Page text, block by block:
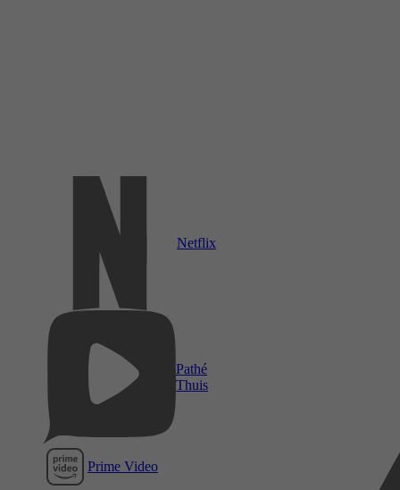
Netflix
Pathé
Thuis
Prime Video